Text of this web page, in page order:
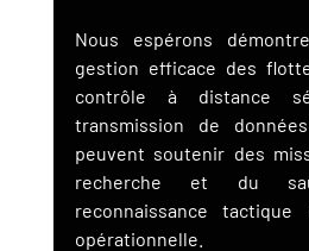
Nous espérons
gestion efficace des
contrôle à distance
transmission de
peuvent soutenir des
recherche et du
reconnaissance
opérationnelle.